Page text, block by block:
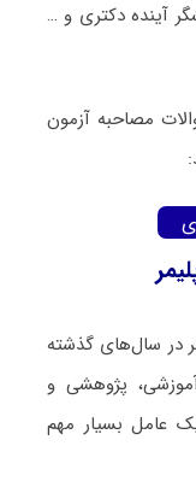
آینده دکتری و …
مصاحبه آزمون
در سال‌های گذشته
پژوهشی و
عامل بسیار مهم